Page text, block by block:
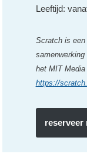
Leeftijd:
Scratch is
het MIT
https://
reserveer